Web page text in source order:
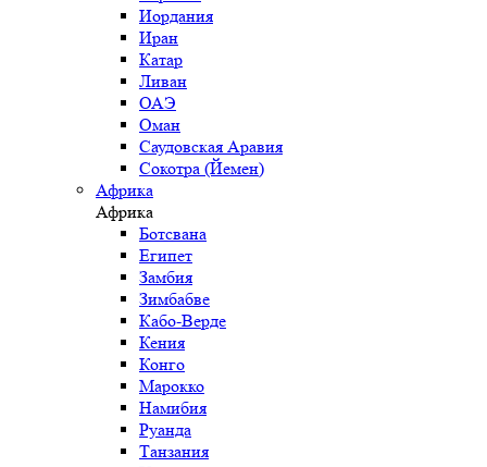
Иордания
Иран
Катар
Ливан
ОАЭ
Оман
Саудовская Аравия
Сокотра (Йемен)
Африка
Африка
Ботсвана
Египет
Замбия
Зимбабве
Кабо-Верде
Кения
Конго
Марокко
Намибия
Руанда
Танзания